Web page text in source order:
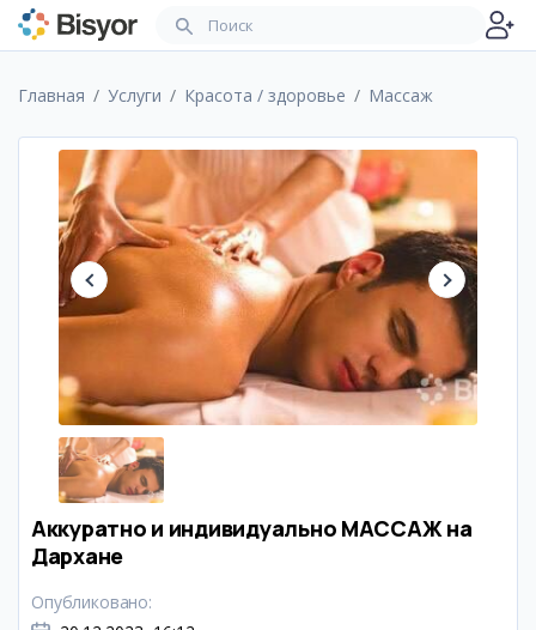
Главная Услуги Красота / здоровье Массаж
Аккуратно и индивидуально МАССАЖ на
Дархане
Опубликовано: